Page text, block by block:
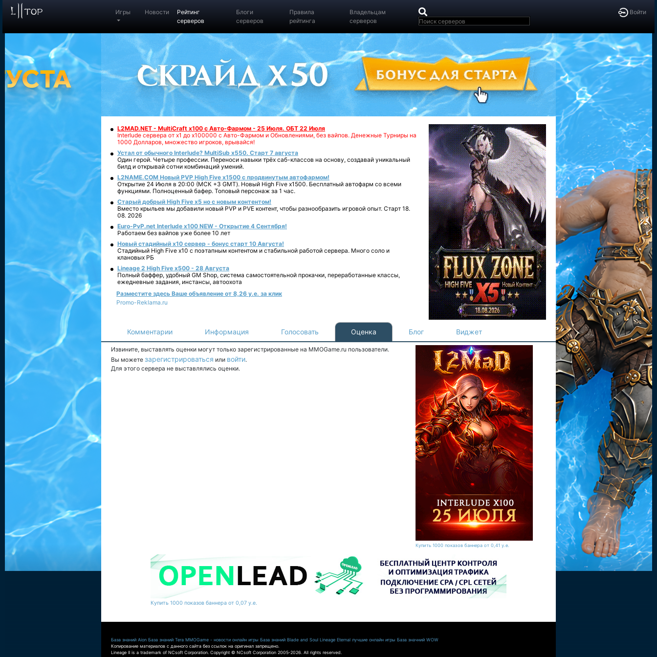
Войти
Игры Новости
Рейтинг
серверов
Блоги
серверов
Правила
рейтинга
Владельцам
серверов
L2MAD.NET - MultiCraft x100 с Авто-Фармом - 25 Июля. ОБТ 22 Июля
Interlude сервера от х1 до х100000 с Авто-Фармом и Обновлениями, без вайпов. Денежные Турниры на
1000 Долларов, множество игроков, врывайся!
Устал от обычного Interlude? MultiSub x550. Старт 7 августа
Один герой. Четыре профессии. Переноси навыки трёх саб-классов на основу, создавай уникальный
билд и открывай сотни комбинаций умений.
L2NAME.COM Новый PVP High Five x1500 с продвинутым автофармом!
Открытие 24 Июля в 20:00 (МСК +3 GMT). Новый High Five x1500. Бесплатный автофарм со всеми
функциями. Полноценный бафер. Топовый персонаж за 1 час.
Старый добрый High Five x5 но с новым контентом!
Вместо крыльев мы добавили новый PVP и PVE контент, чтобы разнообразить игровой опыт. Старт 18.
08. 2026
Euro-PvP.net Interlude х100 NEW - Открытие 4 Сентября!
Работаем без вайпов уже более 10 лет
Новый стадийный х10 сервер - бонус старт 10 Августа!
Стадийный High Five x10 с поэтапным контентом и стабильной работой сервера. Много соло и
клановых РБ
Lineage 2 High Five x500 - 28 Августа
Полный баффер, удобный GM Shop, система самостоятельной прокачки, переработанные классы,
ежедневные задания, инстансы, автоохота
Разместите здесь Ваше объявление от 8,26 у.е. за клик
Promo-Reklama.ru
Комментарии Информация Голосовать Оценка Блог Виджет
Извините, выставлять оценки могут только зарегистрированные на MMOGame.ru пользователи.
Вы можете зарегистрироваться или войти.
Для этого сервера не выставлялись оценки.
Купить 1000 показов баннера от 0,41 у.е.
Купить 1000 показов баннера от 0,07 у.е.
База знаний Aion База знаний Tera MMOGame - новости онлайн игры База знаний Blade and Soul Lineage Eternal лучшие онлайн игры База значний WOW
Копирование материалов с данного сайта без ссылок на оригинал запрещено.
Lineage II is a trademark of NCsoft Corporation. Copyright © NCsoft Corporation 2005-2026. All rights reserved.